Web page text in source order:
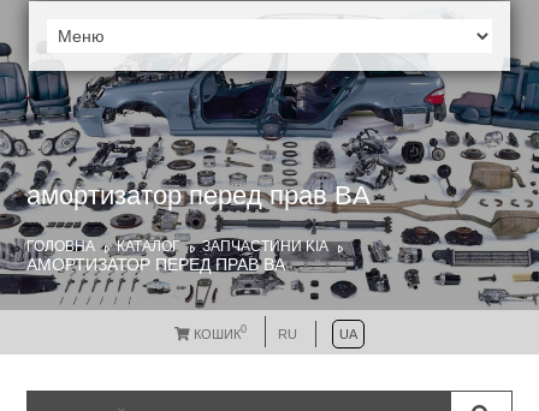
амортизатор перед прав BA
ГОЛОВНА КАТАЛОГ ЗАПЧАСТИНИ KIA
АМОРТИЗАТОР ПЕРЕД ПРАВ BA
КОШИК0 RU UA